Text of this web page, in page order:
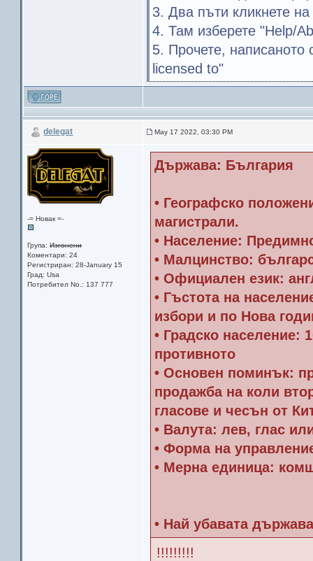
3. Два пъти кликнете
4. Там изберете "Help/
5. Прочете, написаното
licensed to"
delegat May 17 2022, 03:30 PM
-= Новак =-
Група:Изгонени
Коментари: 24
Регистриран: 28-January 15
Град: Usa
Потребител No.: 137 777
Държава: България
• Географско
магистрали.
• Население:
• Малцинство:
• Официален език:
• Гъстота на
избори и по Нова
• Градско население:
противното
• Основен поминък:
продажба на коли
гласове и чесън от
• Валута: лев, глас
• Форма на
• Мерна единица:
• Най убавата
!!!!!!!!!